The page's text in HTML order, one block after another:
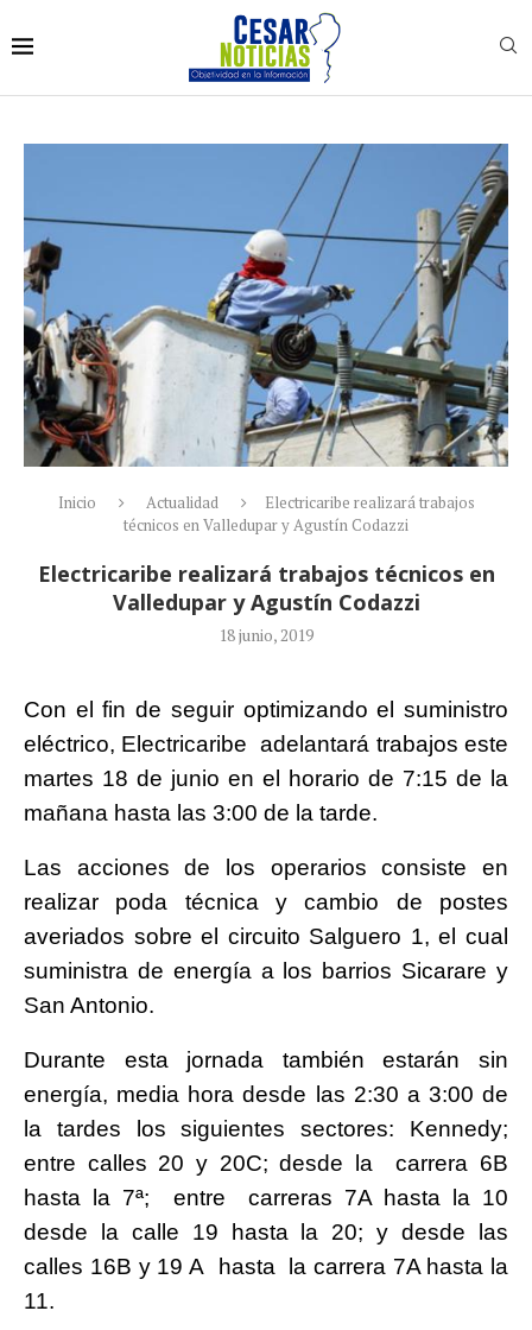
Inicio Actualidad
Electricaribe realizará trabajos
técnicos en Valledupar y Agustín Codazzi
Electricaribe realizará trabajos técnicos en
Valledupar y Agustín Codazzi
18 junio, 2019
Con el fin de seguir optimizando el suministro
eléctrico, Electricaribe adelantará trabajos este
martes 18 de junio en el horario de 7:15 de la
mañana hasta las 3:00 de la tarde.
Las acciones de los operarios consiste en
realizar poda técnica y cambio de postes
averiados sobre el circuito Salguero 1, el cual
suministra de energía a los barrios Sicarare y
San Antonio.
Durante esta jornada también estarán sin
energía, media hora desde las 2:30 a 3:00 de
la tardes los siguientes sectores: Kennedy;
entre calles 20 y 20C; desde la carrera 6B
hasta la 7ª; entre carreras 7A hasta la 10
desde la calle 19 hasta la 20; y desde las
calles 16B y 19 A hasta la carrera 7A hasta la
11.